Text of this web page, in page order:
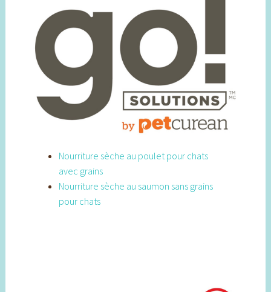
Nourriture sèche au poulet pour chats
avec grains
Nourriture sèche au saumon sans grains
pour chats